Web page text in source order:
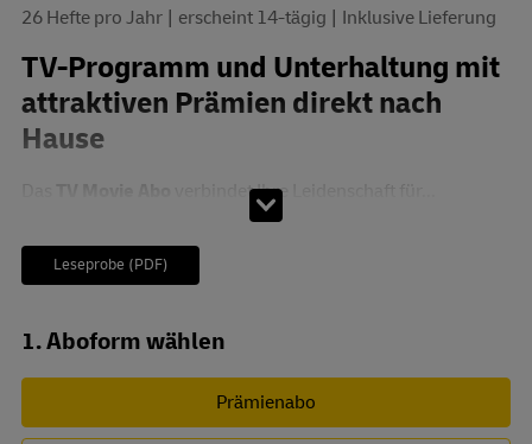
26 Hefte pro Jahr erscheint 14-tägig Inklusive Lieferung
TV-Programm und Unterhaltung mit
attraktiven Prämien direkt nach
Hause
verbindet Ihre Leidenschaft für...
Leseprobe (PDF)
Abo zusammenstellen
1. Aboform wählen
Prämienabo